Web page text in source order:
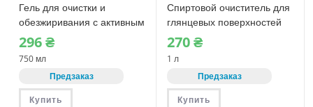
Гель для очистки и
обезжиривания с активным
хлором Sanitec ACTIVE
CHLOR (1560-S)
296₴
750 мл
Предзаказ
Купить
Спиртовой очиститель для
глянцевых поверхностей
Sanitec SANIALC (1426N-S)
1 л
270₴
1 л
Предзаказ
Купить